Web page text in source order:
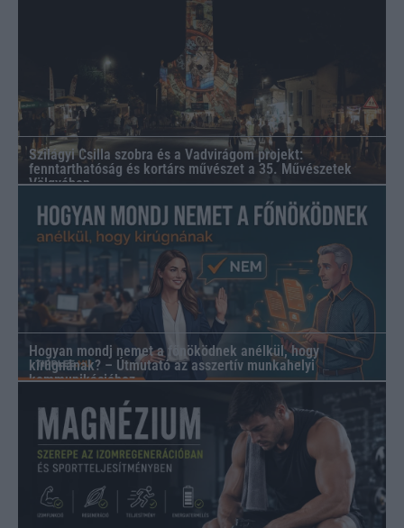
Szilágyi Csilla szobra és a Vadvirágom projekt:
fenntarthatóság és kortárs művészet a 35. Művészetek
Völgyében
Hogyan mondj nemet a főnöködnek anélkül, hogy
kirúgnának? – Útmutató az asszertív munkahelyi
kommunikációhoz